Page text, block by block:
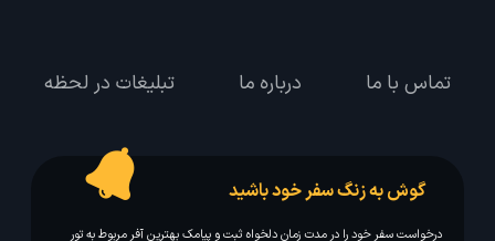
تماس با ما درباره ما تبلیغات در لحظه
گوش به زنگ سفر خود باشید
درخواست سفر خود را در مدت زمان دلخواه ثبت و پیامک بهترین آفر مربوط به تور